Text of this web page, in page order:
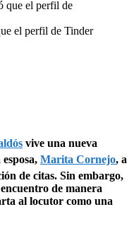
el perfil de Tinder
vive una nueva
Marita Cornejo, a
de citas. Sin embargo,
de manera
al locutor como una